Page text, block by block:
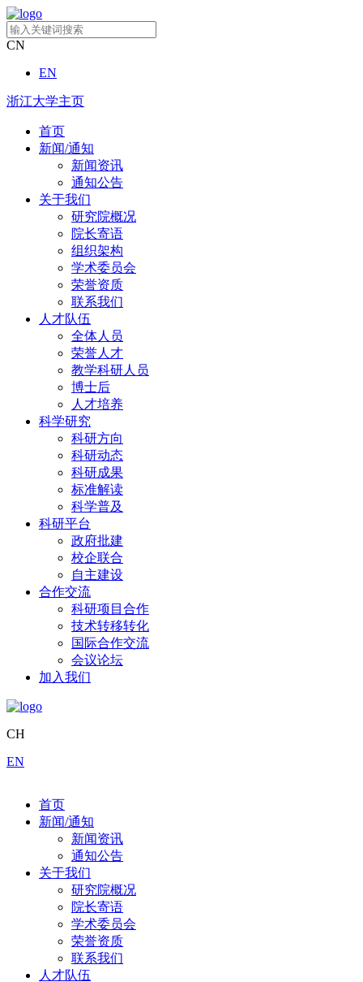
CN
EN
浙江大学主页
首页
新闻/通知
新闻资讯
通知公告
关于我们
研究院概况
院长寄语
组织架构
学术委员会
荣誉资质
联系我们
人才队伍
全体人员
荣誉人才
教学科研人员
博士后
人才培养
科学研究
科研方向
科研动态
科研成果
标准解读
科学普及
科研平台
政府批建
校企联合
自主建设
合作交流
科研项目合作
技术转移转化
国际合作交流
会议论坛
加入我们
CH
EN
首页
新闻/通知
新闻资讯
通知公告
关于我们
研究院概况
院长寄语
学术委员会
荣誉资质
联系我们
人才队伍